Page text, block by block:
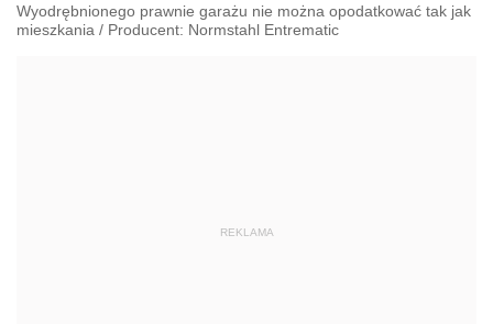
Wyodrębnionego prawnie garażu nie można opodatkować tak jak
mieszkania / Producent: Normstahl Entrematic